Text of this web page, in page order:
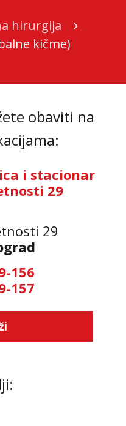
hirurgija
kičme)
obaviti na
i stacionar
29
29
156
157